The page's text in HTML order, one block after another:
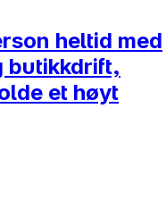
heltid med
butikkdrift,
et høyt